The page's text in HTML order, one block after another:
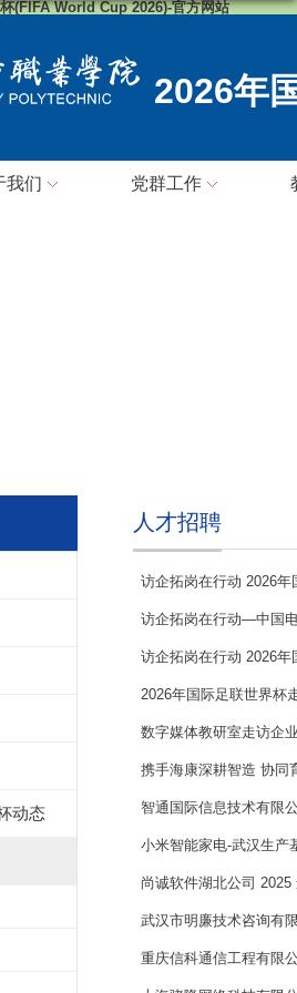
(FIFA World Cup 2026)-官方网站
2026年
我们 党群工作
动态
人才招聘
访企拓岗在行动 2026
访企拓岗在行动—中国
访企拓岗在行动 2026
2026年国际足联世界杯
数字媒体教研室走访企
携手海康深耕智造 协同
智通国际信息技术有限
小米智能家电-武汉生产
尚诚软件湖北公司
武汉市明廉技术咨询有
重庆信科通信工程有限